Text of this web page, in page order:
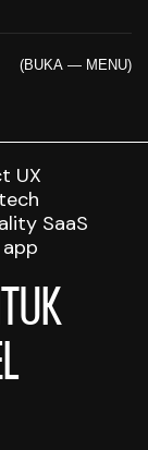
(BUKA — MENU)
UX
SaaS